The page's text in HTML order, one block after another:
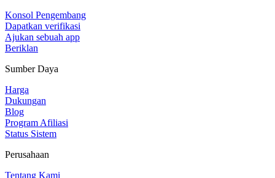
Konsol Pengembang
Dapatkan verifikasi
Ajukan sebuah app
Beriklan
Sumber Daya
Harga
Dukungan
Blog
Program Afiliasi
Status Sistem
Perusahaan
Tentang Kami